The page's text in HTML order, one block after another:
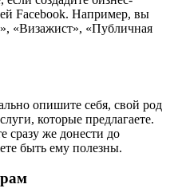
Facebook. Например, вы
«Визажист», «Публичная
опишите себя, свой род
которые предлагаете.
сразу же донести до
быть ему полезны.